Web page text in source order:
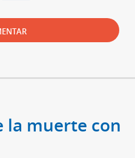
la muerte con